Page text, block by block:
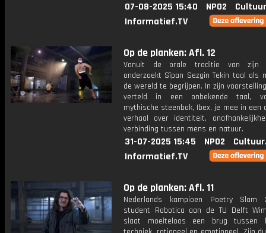
07-08-2025 15:40 NPO2
Informatief.TV
Op de planken: Afl. 12
Vanuit de orale traditie van zijn
onderzoekt Sîpan Sezgin Tekin taal als
de wereld te begrijpen. In zijn voorstelling
verteld in een onbekende taal,
mythische steenbok, Ibex, je mee in een
verhaal over identiteit,
verbinding tussen mens en natuur.
31-07-2025 15:45 NPO2
Informatief.TV
Op de planken: Afl. 11
Nederlands kampioen Poetry Slam
student Robotica aan de TU Delft
slaat moeiteloos een brug tussen